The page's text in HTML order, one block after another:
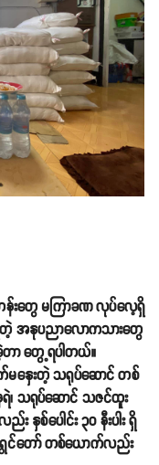
တွေ မကြာခဏ လုပ်လေ့ရှိ
တဲ့ အနုပညာလောကသားတွေ
ာ တွေ့ရပါတယ်။
ေးတဲ့ သရုပ်ဆောင် တစ်
၊ သရုပ်ဆောင် သဇင်ထူး
စ်ပေါင်း ၃၀ နီးပါး ရှိ
င်တော် တစ်ယောက်လည်း